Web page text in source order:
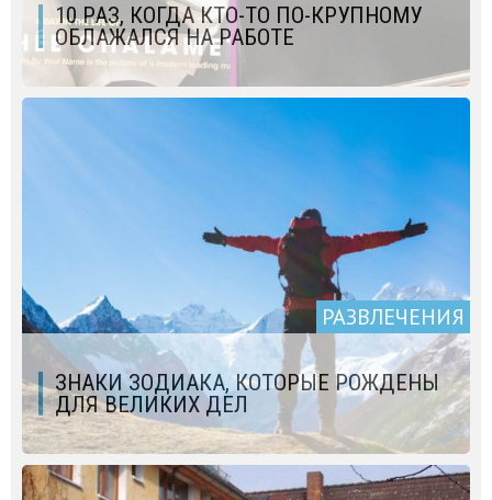
10 РАЗ, КОГДА КТО-ТО ПО-КРУПНОМУ
ОБЛАЖАЛСЯ НА РАБОТЕ
РАЗВЛЕЧЕНИЯ
ЗНАКИ ЗОДИАКА, КОТОРЫЕ РОЖДЕНЫ
ДЛЯ ВЕЛИКИХ ДЕЛ